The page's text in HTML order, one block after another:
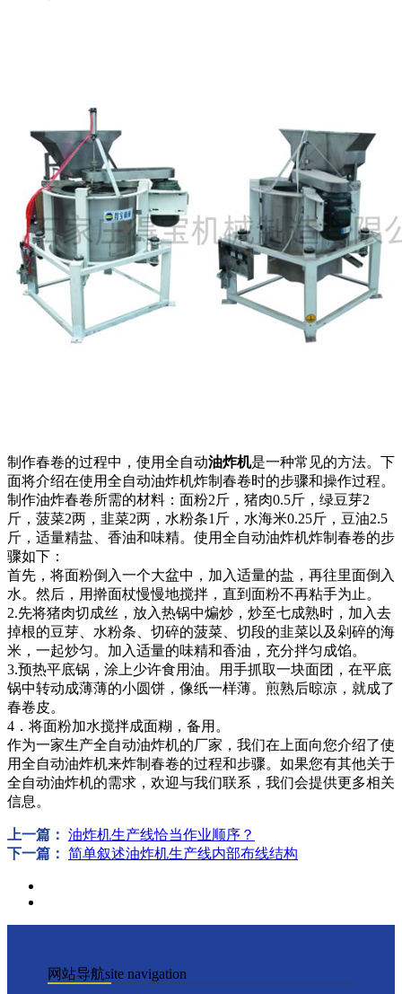
制作春卷的过程中，使用全自动油炸机是一种常见的方法。下
面将介绍在使用全自动油炸机炸制春卷时的步骤和操作过程。
制作油炸春卷所需的材料：面粉2斤，猪肉0.5斤，绿豆芽2
斤，菠菜2两，韭菜2两，水粉条1斤，水海米0.25斤，豆油2.5
斤，适量精盐、香油和味精。使用全自动油炸机炸制春卷的步
骤如下：
首先，将面粉倒入一个大盆中，加入适量的盐，再往里面倒入
水。然后，用擀面杖慢慢地搅拌，直到面粉不再粘手为止。
2.先将猪肉切成丝，放入热锅中煸炒，炒至七成熟时，加入去
掉根的豆芽、水粉条、切碎的菠菜、切段的韭菜以及剁碎的海
米，一起炒匀。加入适量的味精和香油，充分拌匀成馅。
3.预热平底锅，涂上少许食用油。用手抓取一块面团，在平底
锅中转动成薄薄的小圆饼，像纸一样薄。煎熟后晾凉，就成了
春卷皮。
4．将面粉加水搅拌成面糊，备用。
作为一家生产全自动油炸机的厂家，我们在上面向您介绍了使
用全自动油炸机来炸制春卷的过程和步骤。如果您有其他关于
全自动油炸机的需求，欢迎与我们联系，我们会提供更多相关
信息。
上一篇： 油炸机生产线恰当作业顺序？
下一篇： 简单叙述油炸机生产线内部布线结构
网站导航site navigation